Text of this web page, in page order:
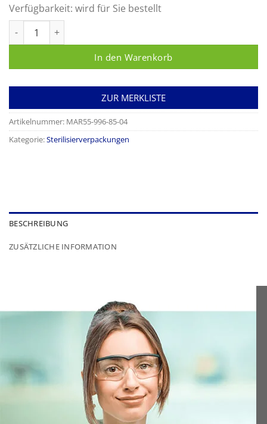
Verfügbarkeit: wird für Sie bestellt
In den Warenkorb
ZUR MERKLISTE
Artikelnummer: MAR55-996-85-04
Kategorie:Sterilisierverpackungen
BESCHREIBUNG
ZUSÄTZLICHE INFORMATION